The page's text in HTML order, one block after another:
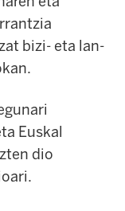
bizi- eta lan-
Euskal
dio